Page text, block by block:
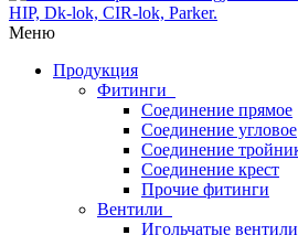
Меню
Продукция
Фитинги
Соединение прямое
Соединение угловое
Соединение
Соединение крест
Прочие фитинги
Вентили
Игольчатые вентили